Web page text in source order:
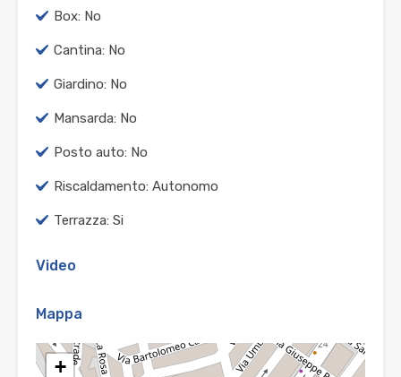
Box: No
Cantina: No
Giardino: No
Mansarda: No
Posto auto: No
Riscaldamento: Autonomo
Terrazza: Si
Video
Mappa
+